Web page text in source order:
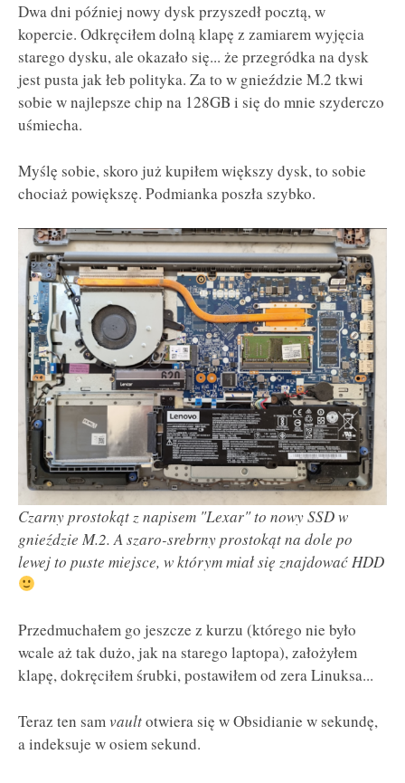
Dwa dni później nowy dysk przyszedł pocztą, w
kopercie. Odkręciłem dolną klapę z zamiarem wyjęcia
starego dysku, ale okazało się... że przegródka na dysk
jest pusta jak łeb polityka. Za to w gnieździe M.2 tkwi
sobie w najlepsze chip na 128GB i się do mnie szyderczo
uśmiecha.
Myślę sobie, skoro już kupiłem większy dysk, to sobie
chociaż powiększę. Podmianka poszła szybko.
Czarny prostokąt z napisem "Lexar" to nowy SSD w
gnieździe M.2. A szaro-srebrny prostokąt na dole po
lewej to puste miejsce, w którym miał się znajdować HDD
Przedmuchałem go jeszcze z kurzu (którego nie było
wcale aż tak dużo, jak na starego laptopa), założyłem
klapę, dokręciłem śrubki, postawiłem od zera Linuksa...
Teraz ten samvaultotwiera się w Obsidianie w sekundę,
a indeksuje w osiem sekund.